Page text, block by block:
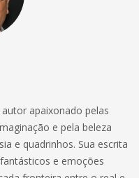
apaixonado pelas
e pela beleza
e quadrinhos. Sua escrita
e emoções